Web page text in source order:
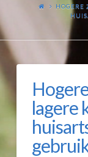
HOGERE
lagere